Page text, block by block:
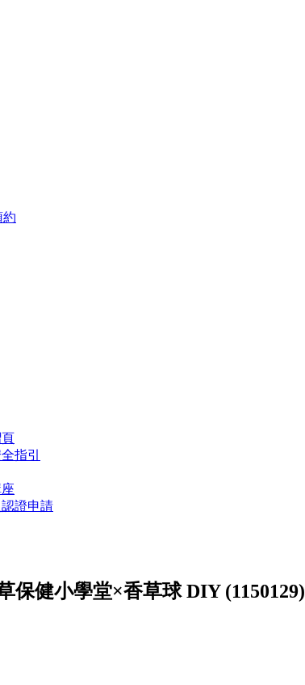
約
指引
證申請
保健小學堂×香草球 DIY (1150129)